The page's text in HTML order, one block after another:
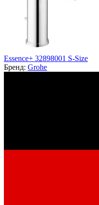
Essence+ 32898001 S-Size
Бренд: Grohe